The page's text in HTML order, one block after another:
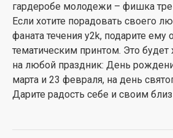
гардеробе молодежи – фишка
Если хотите порадовать своего
фаната течения y2k, подарите ему
тематическим принтом. Это
на любой праздник: День
марта и 23 февраля, на день
Дарите радость себе и своим